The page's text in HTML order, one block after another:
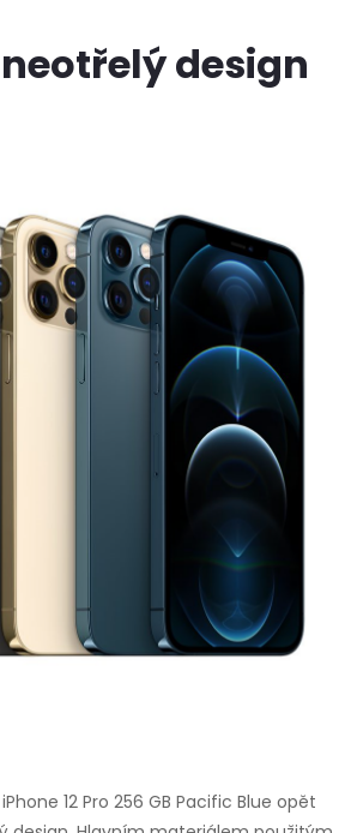
design
12 Pro 256 GB Pacific Blue opět